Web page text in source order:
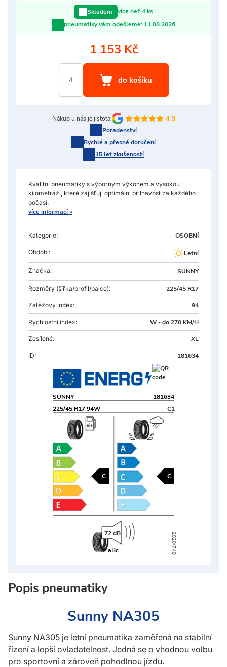
Skladem
více než 4 ks
pneumatiky vám odešleme: 11.08.2026
1 153 Kč
Nákup u nás je jistota:
Poradenství
Rychlé a přesné doručení
15 let zkušeností
Kvalitní pneumatiky s výborným výkonem a vysokou
kilometráží, které zajišťují optimální přilnavost za každého
počasí.
více informací »
Kategorie: OSOBNÍ
Období: Letní
Značka: SUNNY
Rozměry (šířka/profil/palce): 225/45 R17
Zátěžový index: 94
Rychlostní index: W - do 270 KM/H
Zesílené: XL
ID: 181634
225/45 R17 94W
SUNNY 181634
C C
72 dB
C1
2020/740
aBc
Popis pneumatiky
Sunny NA305
Sunny NA305 je letní pneumatika zaměřená na stabilní
řízení a lepší ovladatelnost. Jedná se o vhodnou volbu
pro sportovní a zároveň pohodlnou jízdu.